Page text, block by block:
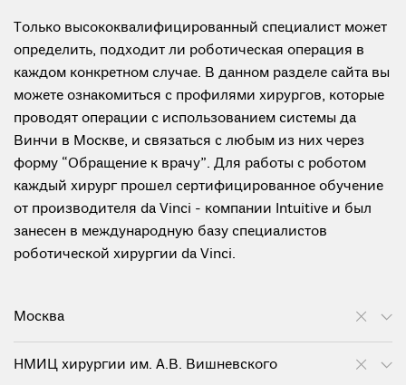
Только высококвалифицированный специалист может
определить, подходит ли роботическая операция в
каждом конкретном случае. В данном разделе сайта вы
можете ознакомиться с профилями хирургов, которые
проводят операции с использованием системы да
Винчи в Москве, и связаться с любым из них через
форму “Обращение к врачу”. Для работы с роботом
каждый хирург прошел сертифицированное обучение
от производителя da Vinci - компании Intuitive и был
занесен в международную базу специалистов
роботической хирургии da Vinci.
Москва
НМИЦ хирургии им. А.В. Вишневского